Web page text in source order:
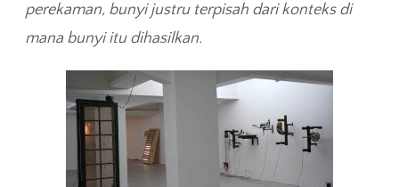
perekaman, bunyi justru terpisah dari konteks di
mana bunyi itu dihasilkan.